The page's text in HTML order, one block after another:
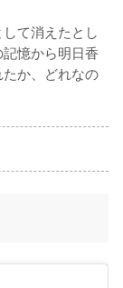
て消えたとし
憶から明日香
か、どれなの